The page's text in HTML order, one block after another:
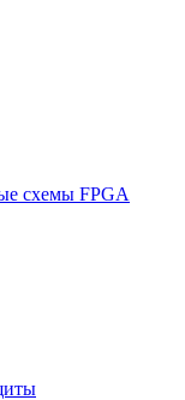
схемы FPGA